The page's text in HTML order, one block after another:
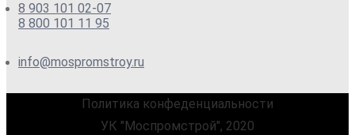
8 903 101 02-07
8 800 101 11 95
info@mospromstroy.ru
Политика конфеденциальности
УК "Моспромстрой", 2020